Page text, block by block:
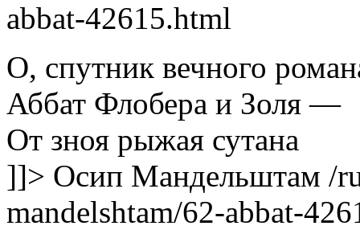
abbat-42615.html
О, спутник вечного
Аббат Флобера и Золя —
От зноя рыжая сутана
]]> Осип Мандельштам /
mandelshtam/62-abbat-